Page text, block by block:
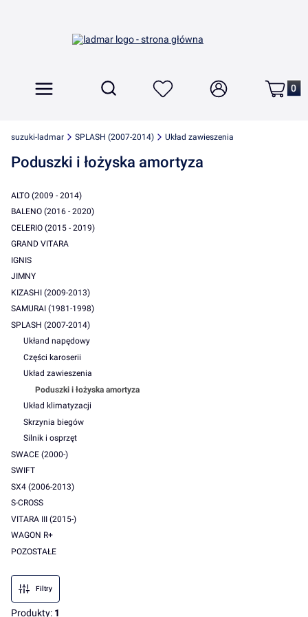
Menu Otwórz wyszukiwarkę
Szukaj Ulubione Zaloguj się Koszyk
suzuki-ladmar SPLASH (2007-2014) Układ zawieszenia
Poduszki i łożyska amortyza
ALTO (2009 - 2014)
BALENO (2016 - 2020)
CELERIO (2015 - 2019)
GRAND VITARA
IGNIS
JIMNY
KIZASHI (2009-2013)
SAMURAI (1981-1998)
SPLASH (2007-2014)
Ukłand napędowy
Części karoserii
Układ zawieszenia
Poduszki i łożyska amortyza
Układ klimatyzacji
Skrzynia biegów
Silnik i osprzęt
SWACE (2000-)
SWIFT
SX4 (2006-2013)
S-CROSS
VITARA III (2015-)
WAGON R+
POZOSTAŁE
Filtry
Produkty: 1